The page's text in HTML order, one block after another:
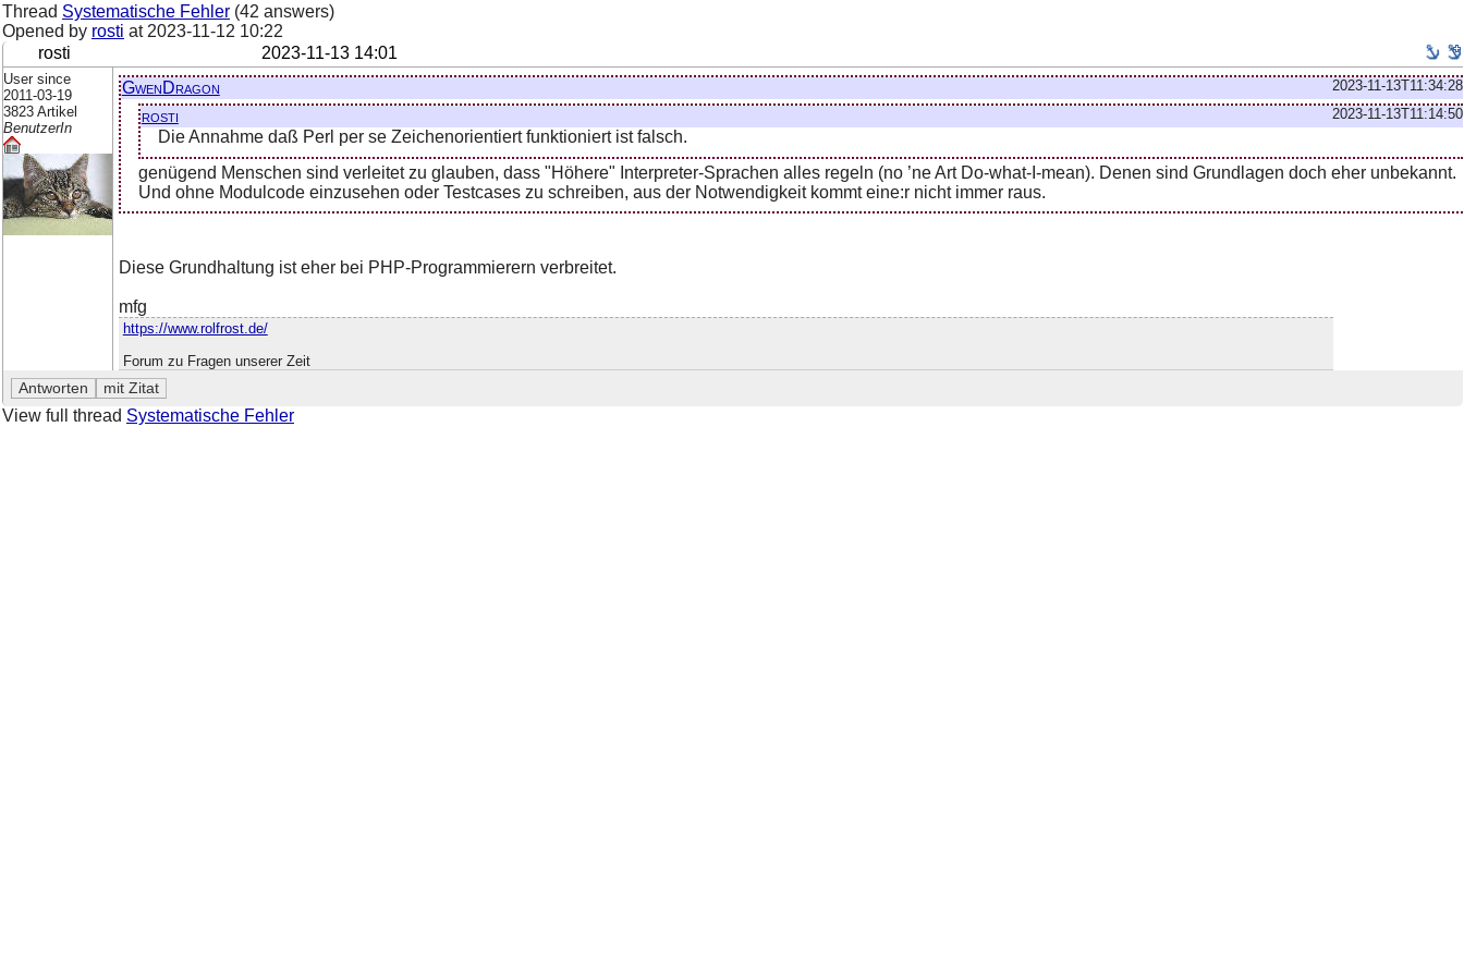
Thread Systematische Fehler (42 answers)
Opened by rosti at 2023-11-12 10:22
rosti
2023-11-13 14:01
User since
2011-03-19
3823 Artikel
BenutzerIn
2023-11-13T11:34:28
GwenDragon
2023-11-13T11:14:50
rosti
Die Annahme daß Perl per se Zeichenorientiert funktioniert ist falsch.
genügend Menschen sind verleitet zu glauben, dass "Höhere" Interpreter-Sprachen alles regeln (no ’ne Art Do-what-I-mean). Denen sind Grundlagen doch eher unbekannt.
Und ohne Modulcode einzusehen oder Testcases zu schreiben, aus der Notwendigkeit kommt eine:r nicht immer raus.
Diese Grundhaltung ist eher bei PHP-Programmierern verbreitet.
mfg
https://www.rolfrost.de/
Forum zu Fragen unserer Zeit
View full thread Systematische Fehler